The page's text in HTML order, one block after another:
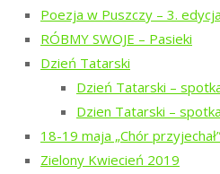
Poezja w Puszczy – 3. edycja
RÓBMY SWOJE – Pasieki
Dzień Tatarski
Dzień Tatarski –
Dzien Tatarski –
18-19 maja „Chór przyjechał”
Zielony Kwiecień 2019
Żydów Narewkowskich
już nie ma…”
Narewko
Ptaków